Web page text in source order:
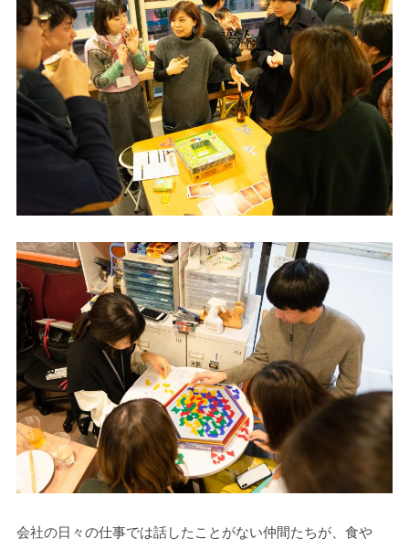
会社の日々の仕事では話したことがない仲間たちが、食や